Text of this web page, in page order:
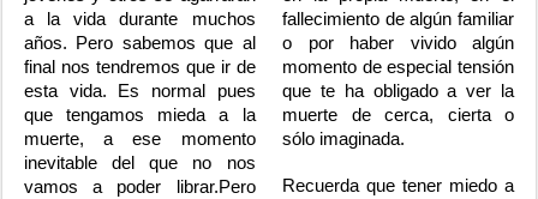
a la vida durante muchos
años. Pero sabemos que al
final nos tendremos que ir de
esta vida. Es normal pues
que tengamos mieda a la
muerte, a ese momento
inevitable del que no nos
vamos a poder librar.Pero
fallecimiento de algún familiar
o por haber vivido algún
momento de especial tensión
que te ha obligado a ver la
muerte de cerca, cierta o
sólo imaginada.
Recuerda que tener miedo a